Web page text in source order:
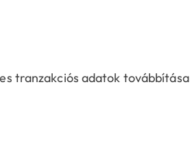
tranzakciós adatok továbbítása